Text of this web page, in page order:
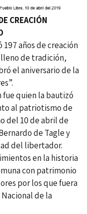
CREACIÓN
años de creación
de tradición,
el aniversario de la
fue quien la bautizó
al patriotismo de
del 10 de abril de
de Tagle y
del libertador.
en la historia
con patrimonio
por los que fuera
de la